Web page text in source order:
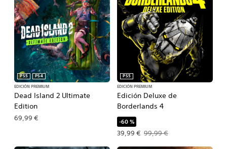
Dead Island 2 Ultimate
Edition
PS5
PS4
EDICIÓN PREMIUM
69,99 €
Edición Deluxe de
Borderlands 4
PS5
EDICIÓN PREMIUM
-60 %
39,99 €
Precio de la oferta: 39,99 €. Precio
99,99 €